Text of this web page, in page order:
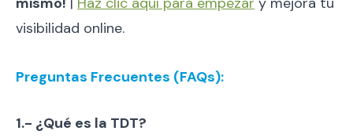
visibilidad online.
Preguntas Frecuentes (FAQs):
1.- ¿Qué es la TDT?